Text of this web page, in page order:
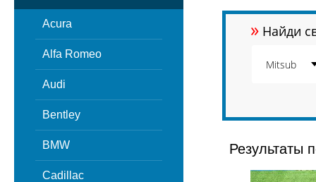
Acura
Alfa Romeo
Audi
Bentley
BMW
Cadillac
» Найди
Результаты